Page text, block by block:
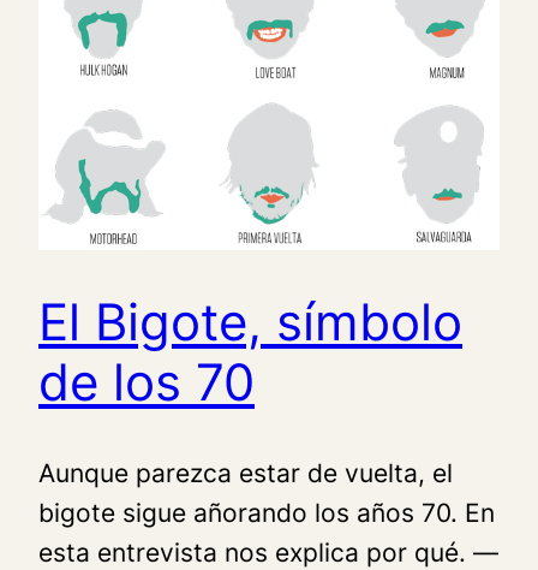
El Bigote, símbolo
de los 70
Aunque parezca estar de vuelta, el
bigote sigue añorando los años 70. En
esta entrevista nos explica por qué. —